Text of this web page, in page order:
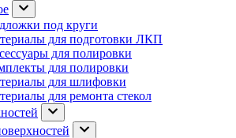
под круги
для подготовки ЛКП
для полировки
для полировки
для шлифовки
для ремонта стекол